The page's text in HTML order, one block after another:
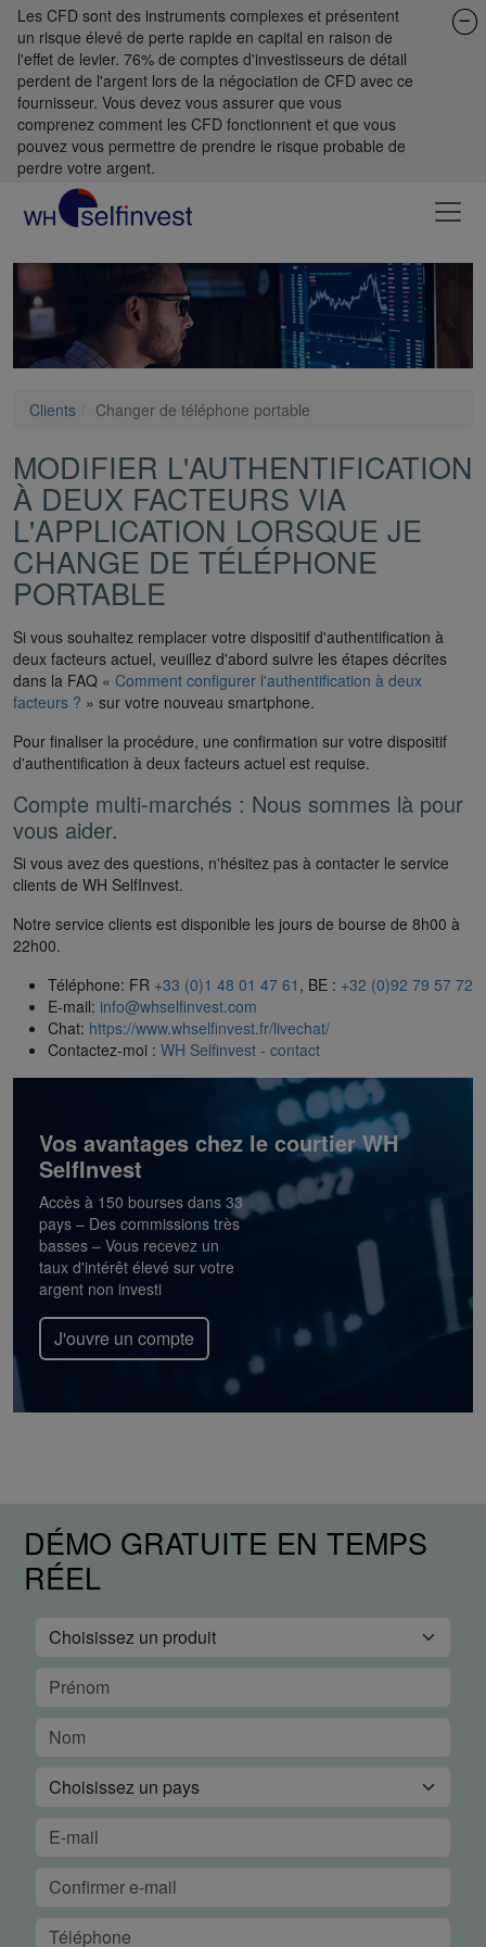
Les CFD sont des instruments complexes et présentent
un risque élevé de perte rapide en capital en raison de
l'effet de levier. 76% de comptes d'investisseurs de détail
perdent de l'argent lors de la négociation de CFD avec ce
fournisseur. Vous devez vous assurer que vous
comprenez comment les CFD fonctionnent et que vous
pouvez vous permettre de prendre le risque probable de
perdre votre argent.
Clients Changer de téléphone portable
MODIFIER L'AUTHENTIFICATION
À DEUX FACTEURS VIA
L'APPLICATION LORSQUE JE
CHANGE DE TÉLÉPHONE
PORTABLE
Si vous souhaitez remplacer votre dispositif d'authentification à
deux facteurs actuel, veuillez d'abord suivre les étapes décrites
dans la FAQ « Comment configurer l'authentification à deux
facteurs ? » sur votre nouveau smartphone.
Pour finaliser la procédure, une confirmation sur votre dispositif
d'authentification à deux facteurs actuel est requise.
Compte multi-marchés : Nous sommes là pour
vous aider.
Si vous avez des questions, n'hésitez pas à contacter le service
clients de WH SelfInvest.
Notre service clients est disponible les jours de bourse de 8h00 à
22h00.
Téléphone: FR +33 (0)1 48 01 47 61 , BE : +32 (0)92 79 57 72
E-mail: info@whselfinvest.com
Chat: https://www.whselfinvest.fr/livechat/
Contactez-moi : WH Selfinvest - contact
Vos avantages chez le courtier WH
SelfInvest
Accès à 150 bourses dans 33
pays – Des commissions très
basses – Vous recevez un
taux d'intérêt élevé sur votre
argent non investi
J'ouvre un compte
DÉMO GRATUITE EN TEMPS
RÉEL